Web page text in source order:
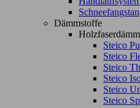
Dämmstoffe
Steico
Steico
Steico
Steico
Steico
Steico